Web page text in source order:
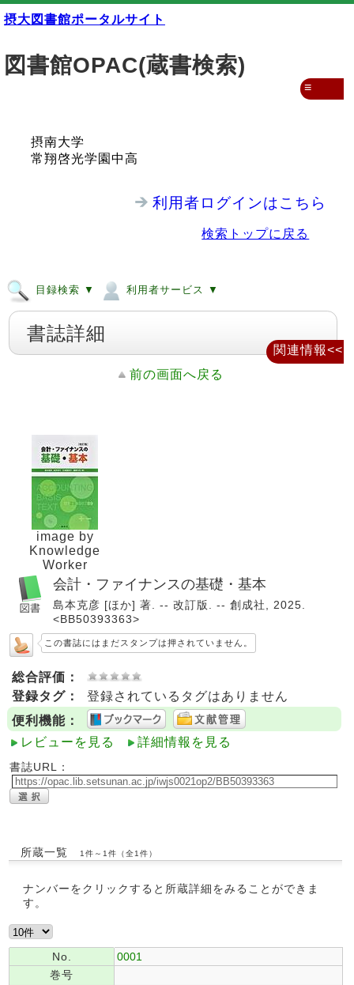
摂大図書館ポータルサイト
図書館OPAC(蔵書検索)
摂南大学
常翔啓光学園中高
利用者ログインはこちら
検索トップに戻る
目録検索 ▼ 利用者サービス ▼
≡
書誌詳細
前の画面へ戻る
image by
Knowledge
Worker
会計・ファイナンスの基礎・基本
島本克彦 [ほか] 著. -- 改訂版. -- 創成社, 2025.
<BB50393363>
この書誌にはまだスタンプは押されていません。
総合評価：
登録タグ：
登録されているタグはありません
便利機能：
レビューを見る
詳細情報を見る
書誌URL：
所蔵一覧 1件～1件（全1件）
ナンバーをクリックすると所蔵詳細をみることができま
す。
No.
0001
巻号
関連情報<<